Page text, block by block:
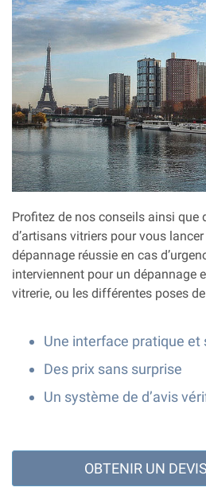
Profitez de nos conseils ainsi que
d’artisans vitriers pour vous
dépannage réussie en cas
interviennent pour un dépannage
vitrerie, ou les différentes poses
Une interface pratique et
Des prix sans surprise
Un système de d’avis
OBTENIR UN